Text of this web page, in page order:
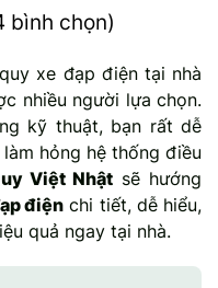
Mercedes-
Vinfast
Suzuki
BMW
Đồng Nai -
Long
Rocket
bình chọn)
xe đạp điện tại nhà
nhiều người lựa chọn.
kỹ thuật, bạn rất dễ
hỏng hệ thống điều
Việt Nhậtsẽ hướng
điện chi tiết, dễ hiểu,
quả ngay tại nhà.